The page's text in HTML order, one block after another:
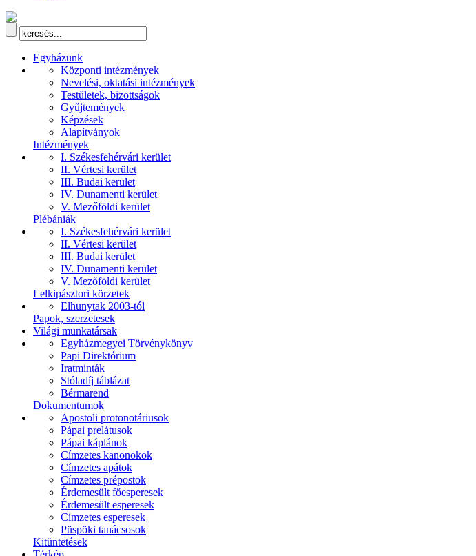
Egyházunk
Központi intézmények
Nevelési, oktatási intézmények
Testületek, bizottságok
Gyűjtemények
Képzések
Alapítványok
Intézmények
I. Székesfehérvári kerület
II. Vértesi kerület
III. Budai kerület
IV. Dunamenti kerület
V. Mezőföldi kerület
Plébániák
I. Székesfehérvári kerület
II. Vértesi kerület
III. Budai kerület
IV. Dunamenti kerület
V. Mezőföldi kerület
Lelkipásztori körzetek
Elhunytak 2003-tól
Papok, szerzetesek
Világi munkatársak
Egyházmegyei Törvénykönyv
Papi Direktórium
Iratminták
Stóladíj táblázat
Bérmarend
Dokumentumok
Apostoli protonotáriusok
Pápai prelátusok
Pápai káplánok
Címzetes kanonokok
Címzetes apátok
Címzetes prépostok
Érdemesült főesperesek
Érdemesült esperesek
Címzetes esperesek
Püspöki tanácsosok
Kitüntetések